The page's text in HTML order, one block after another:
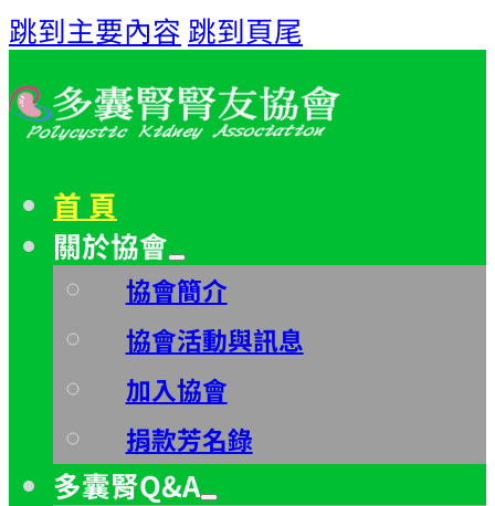
跳到主要內容 跳到頁尾
首 頁
關於協會
協會簡介
協會活動與訊息
加入協會
捐款芳名錄
多囊腎Q&A